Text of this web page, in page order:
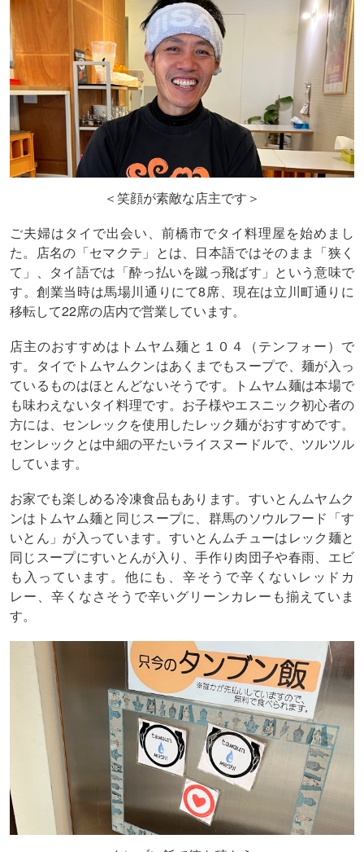
＜笑顔が素敵な店主です＞
ご夫婦はタイで出会い、前橋市でタイ料理屋を始めまし
た。店名の「セマクテ」とは、日本語ではそのまま「狭く
て」、タイ語では「酔っ払いを蹴っ飛ばす」という意味で
す。創業当時は馬場川通りにて8席、現在は立川町通りに
移転して22席の店内で営業しています。
店主のおすすめはトムヤム麺と１０４（テンフォー）で
す。タイでトムヤムクンはあくまでもスープで、麺が入っ
ているものはほとんどないそうです。トムヤム麺は本場で
も味わえないタイ料理です。お子様やエスニック初心者の
方には、センレックを使用したレック麺がおすすめです。
センレックとは中細の平たいライスヌードルで、ツルツル
しています。
お家でも楽しめる冷凍食品もあります。すいとんムヤムク
ンはトムヤム麺と同じスープに、群馬のソウルフード「す
いとん」が入っています。すいとんムチューはレック麺と
同じスープにすいとんが入り、手作り肉団子や春雨、エビ
も入っています。他にも、辛そうで辛くないレッドカ
レー、辛くなさそうで辛いグリーンカレーも揃えていま
す。